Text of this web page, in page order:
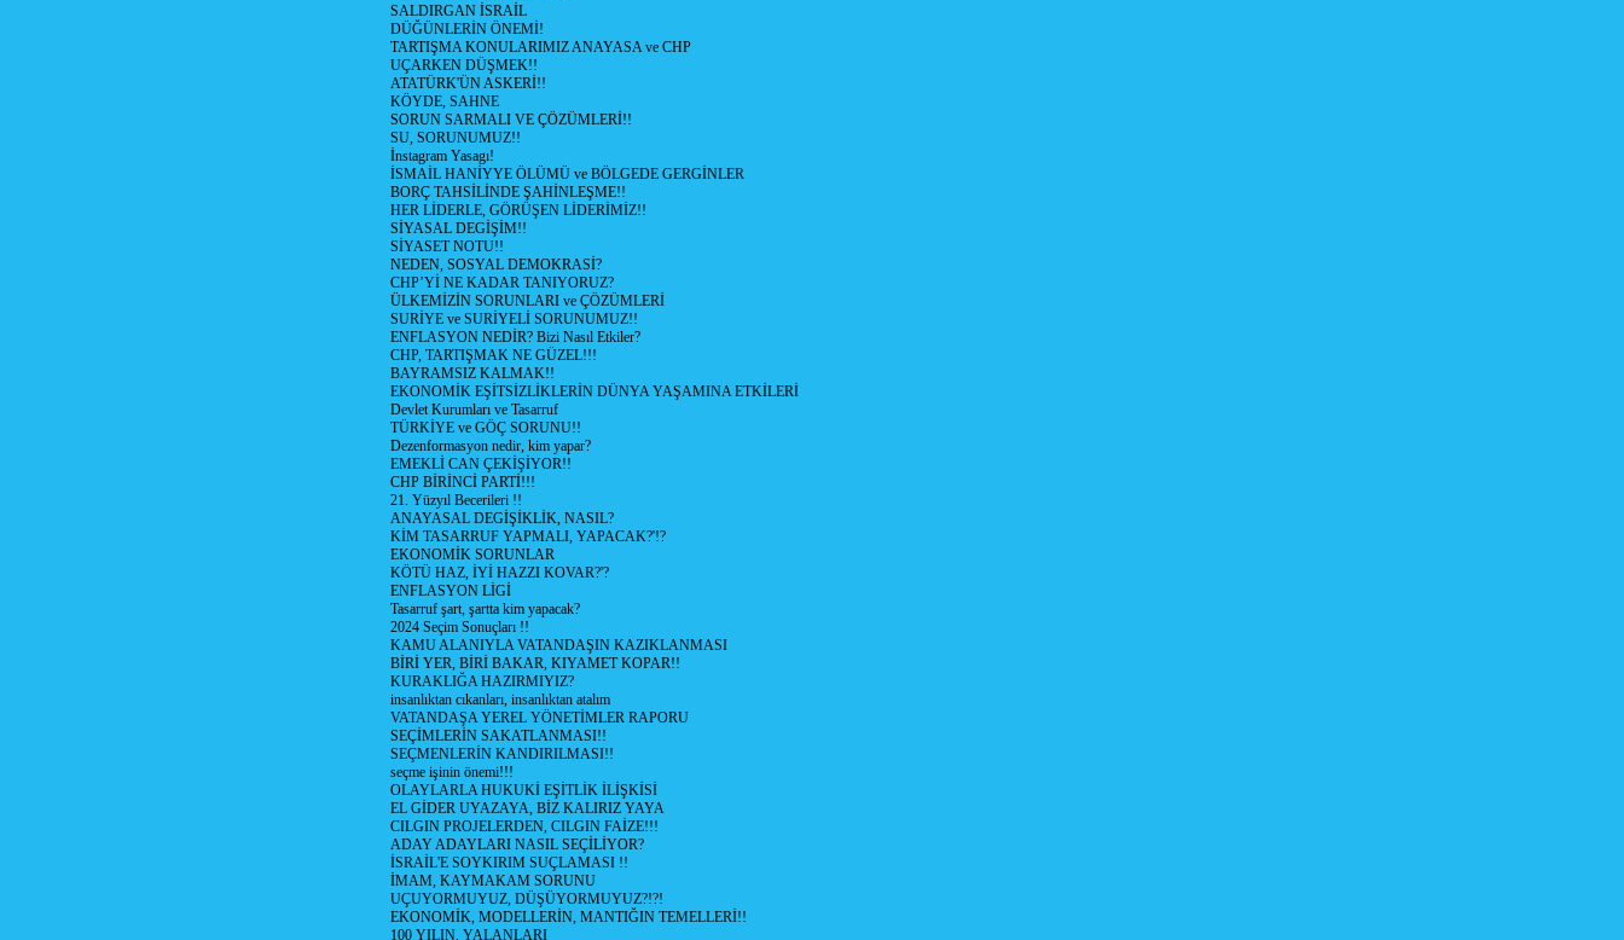
SALDIRGAN İSRAİL
DÜĞÜNLERİN ÖNEMİ!
TARTIŞMA KONULARIMIZ ANAYASA ve CHP
UÇARKEN DÜŞMEK!!
ATATÜRK'ÜN ASKERİ!!
KÖYDE, SAHNE
SORUN SARMALI VE ÇÖZÜMLERİ!!
SU, SORUNUMUZ!!
İnstagram Yasagı!
İSMAİL HANİYYE ÖLÜMÜ ve BÖLGEDE GERGİNLER
BORÇ TAHSİLİNDE ŞAHİNLEŞME!!
HER LİDERLE, GÖRÜŞEN LİDERİMİZ!!
SİYASAL DEGİŞİM!!
SİYASET NOTU!!
NEDEN, SOSYAL DEMOKRASİ?
CHP’Yİ NE KADAR TANIYORUZ?
ÜLKEMİZİN SORUNLARI ve ÇÖZÜMLERİ
SURİYE ve SURİYELİ SORUNUMUZ!!
ENFLASYON NEDİR? Bizi Nasıl Etkiler?
CHP, TARTIŞMAK NE GÜZEL!!!
BAYRAMSIZ KALMAK!!
EKONOMİK EŞİTSİZLİKLERİN DÜNYA YAŞAMINA ETKİLERİ
Devlet Kurumları ve Tasarruf
TÜRKİYE ve GÖÇ SORUNU!!
Dezenformasyon nedir, kim yapar?
EMEKLİ CAN ÇEKİŞİYOR!!
CHP BİRİNCİ PARTİ!!!
21. Yüzyıl Becerileri !!
ANAYASAL DEGİŞİKLİK, NASIL?
KİM TASARRUF YAPMALI, YAPACAK?'!?
EKONOMİK SORUNLAR
KÖTÜ HAZ, İYİ HAZZI KOVAR?'?
ENFLASYON LİGİ
Tasarruf şart, şartta kim yapacak?
2024 Seçim Sonuçları !!
KAMU ALANIYLA VATANDAŞIN KAZIKLANMASI
BİRİ YER, BİRİ BAKAR, KIYAMET KOPAR!!
KURAKLIĞA HAZIRMIYIZ?
insanlıktan cıkanları, insanlıktan atalım
VATANDAŞA YEREL YÖNETİMLER RAPORU
SEÇİMLERİN SAKATLANMASI!!
SEÇMENLERİN KANDIRILMASI!!
seçme işinin önemi!!!
OLAYLARLA HUKUKİ EŞİTLİK İLİŞKİSİ
EL GİDER UYAZAYA, BİZ KALIRIZ YAYA
CILGIN PROJELERDEN, CILGIN FAİZE!!!
ADAY ADAYLARI NASIL SEÇİLİYOR?
İSRAİL'E SOYKIRIM SUÇLAMASI !!
İMAM, KAYMAKAM SORUNU
UÇUYORMUYUZ, DÜŞÜYORMUYUZ?!?!
EKONOMİK, MODELLERİN, MANTIĞIN TEMELLERİ!!
100 YILIN, YALANLARI